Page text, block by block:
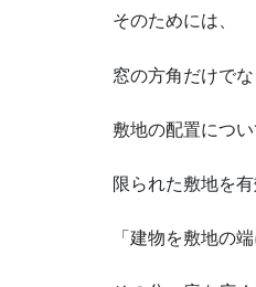
そのためには、
窓の方角だけでな
敷地の配置につ
限られた敷地を有
「建物を敷地の